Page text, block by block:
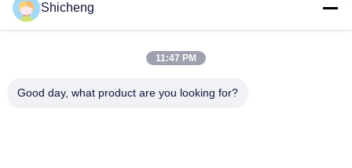
Zimmer 101, Nr. 13 Weimin Middle Road, Stadt Nancun.
Shicheng
11:47 PM
Good day, what product are you looking for?